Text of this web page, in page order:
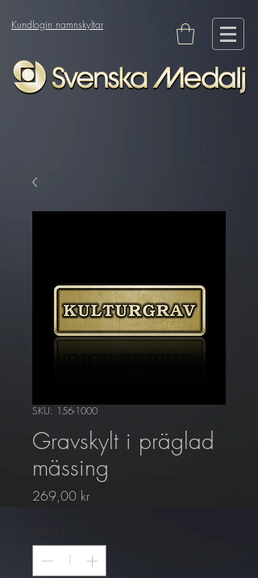
Kundlogin namnskyltar
SKU: 156-1000
Gravskylt i präglad
mässing
269,00 krPris